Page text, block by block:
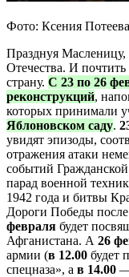
Фото: Ксения Потеева
Празднуя Масленицу,
Отечества. И почтить
страну. С 23 по 26
реконструкций,
которых принимали
Яблоновском саду.
увидят эпизоды,
отражения атаки
событий
парад военной
1942 года и битвы
Дороги Победы
февраля будет
Афганистана. А 26
армии (в 12.00 будет
спецназа», а в 14.00